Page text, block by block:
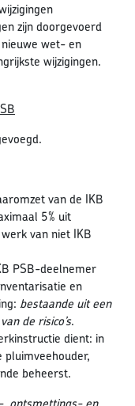
zijn doorgevoerd
wet- en
wijzigingen.
van de IKB
5% uit
van niet IKB
PSB-deelnemer
en
bestaande uit een
de risico’s.
dient: in
pluimveehouder,
beheerst.